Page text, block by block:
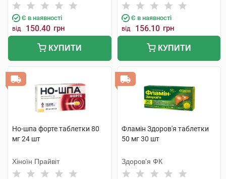
Є в наявності
від 150.40 грн
КУПИТИ
Є в наявності
від 156.10 грн
КУПИТИ
Но-шпа форте таблетки 80
мг 24 шт
Хіноїн Прайвіт
Фламін Здоров'я таблетки
50 мг 30 шт
Здоров'я ФК